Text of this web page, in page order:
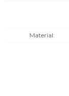
Material